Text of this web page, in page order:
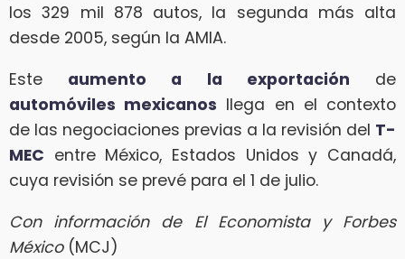
los 329 mil 878 autos, la segunda más alta
desde 2005, según la AMIA.
Este aumento a la exportación de
automóviles mexicanos llega en el contexto
de las negociaciones previas a la revisión del T-
MEC entre México, Estados Unidos y Canadá,
cuya revisión se prevé para el 1 de julio.
Con información de El Economista y Forbes
México (MCJ)